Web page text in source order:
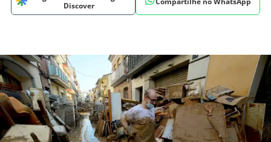
Discover